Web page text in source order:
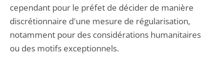
cependant pour le préfet de décider de manière
discrétionnaire d'une mesure de régularisation,
notamment pour des considérations humanitaires
ou des motifs exceptionnels.